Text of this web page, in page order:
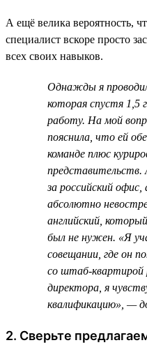
А ещё велика вероятность,
специалист вскоре просто
всех своих навыков.
Однажды я
которая спустя 1,5
работу. На мой
пояснила, что ей
команде плюс
представительств.
за российский
абсолютно
английский,
был не нужен. «Я
совещании, где он
со штаб-квартирой
директора, я
квалификацию», —
2. Сверьте